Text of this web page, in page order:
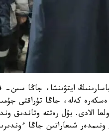
ايتۋىنشا، جاڭا
كەلە، جاڭا تۇراقتى
الادى. بۇل رەتتە وتاندىق
ونىمدەر شىعاراتىن جاڭا